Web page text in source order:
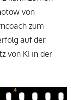
von
zum
auf der
von KI in der